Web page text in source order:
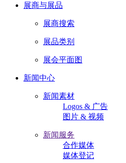
展商与展品
展商搜索
展品类别
展会平面图
新闻中心
新闻素材
Logos & 广告
图片 & 视频
新闻服务
合作媒体
媒体登记